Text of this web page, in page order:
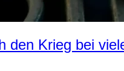
den Krieg bei